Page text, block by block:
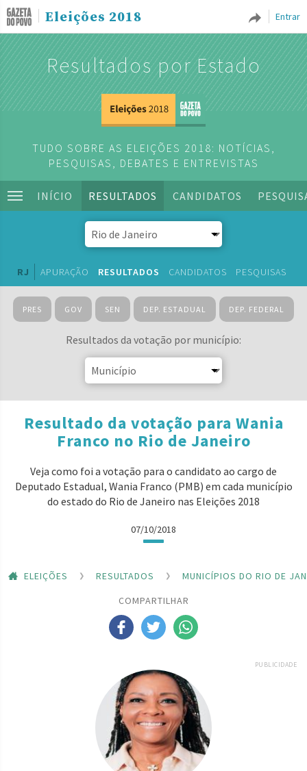
Entrar
Eleições 2018
Resultados por Estado
TUDO SOBRE AS ELEIÇÕES 2018: NOTÍCIAS,
PESQUISAS, DEBATES E ENTREVISTAS
INÍCIO RESULTADOS CANDIDATOS
RJ APURAÇÃO RESULTADOS CANDIDATOS PESQUISAS
PRES GOV SEN DEP. ESTADUAL DEP. FEDERAL
Resultados da votação por município:
Resultado da votação para Wania
Franco no Rio de Janeiro
Veja como foi a votação para o candidato ao cargo de
Deputado Estadual, Wania Franco (PMB) em cada município
do estado do Rio de Janeiro nas Eleições 2018
07/10/2018
ELEIÇÕES RESULTADOS
MUNICÍPIOS DO RIO DE
COMPARTILHAR
PUBLICIDADE